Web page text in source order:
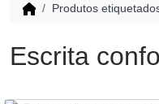
Produtos
Escrita